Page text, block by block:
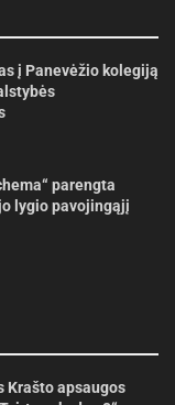
į Panevėžio kolegiją
parengta
lygio pavojingąjį
Krašto apsaugos